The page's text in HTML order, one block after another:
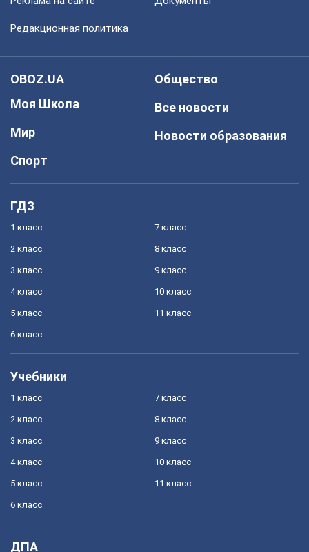
Редакционная политика
OBOZ.UA
Моя Школа
Мир
Спорт
Общество
Все новости
Новости образования
ГДЗ
1 класс
2 класс
3 класс
4 класс
5 класс
6 класс
7 класс
8 класс
9 класс
10 класс
11 класс
Учебники
1 класс
2 класс
3 класс
4 класс
5 класс
6 класс
7 класс
8 класс
9 класс
10 класс
11 класс
ДПА